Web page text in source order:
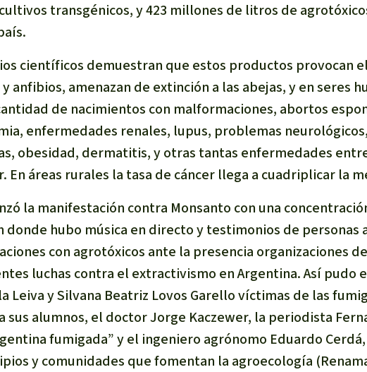
transgénicos, y 423 millones de litros de
científicos demuestran que estos productos provocan
y anfibios, amenazan de extinción a las abejas, y en seres
de nacimientos con malformaciones, abortos
enfermedades renales, lupus, problemas
obesidad, dermatitis, y otras tantas enfermedades
En áreas rurales la tasa de cáncer llega a cuadriplicar la
la manifestación contra Monsanto con una
donde hubo música en directo y testimonios de personas
con agrotóxicos ante la presencia organizaciones
luchas contra el extractivismo en Argentina. Así pudo
Leiva y Silvana Beatriz Lovos Garello víctimas de las
sus alumnos, el doctor Jorge Kaczewer, la periodista
fumigada” y el ingeniero agrónomo Eduardo
y comunidades que fomentan la agroecología